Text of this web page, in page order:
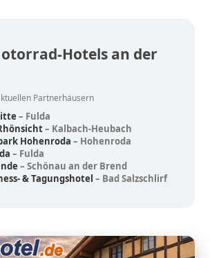
Hotels an der
Partnerhäusern
– Fulda
– Kalbach-Heubach
Hohenroda – Hohenroda
– Fulda
– Schönau an der Brend
& Tagungshotel – Bad Salzschlirf